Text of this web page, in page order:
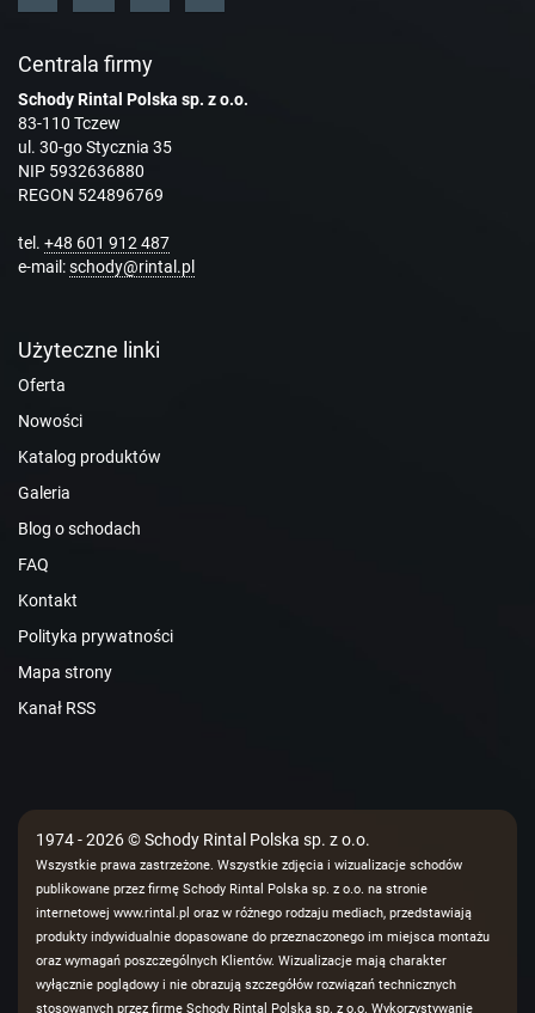
Centrala firmy
Schody Rintal Polska sp. z o.o.
83-110 Tczew
ul. 30-go Stycznia 35
NIP 5932636880
REGON 524896769
tel. +48 601 912 487
e-mail:schody@rintal.pl
Użyteczne linki
Oferta
Nowości
Katalog produktów
Galeria
Blog o schodach
FAQ
Kontakt
Polityka prywatności
Mapa strony
Kanał RSS
1974 - 2026 © Schody Rintal Polska sp. z o.o.
Wszystkie prawa zastrzeżone. Wszystkie zdjęcia i wizualizacje schodów
publikowane przez firmę Schody Rintal Polska sp. z o.o. na stronie
internetowej www.rintal.pl oraz w różnego rodzaju mediach, przedstawiają
produkty indywidualnie dopasowane do przeznaczonego im miejsca montażu
oraz wymagań poszczególnych Klientów. Wizualizacje mają charakter
wyłącznie poglądowy i nie obrazują szczegółów rozwiązań technicznych
stosowanych przez firmę Schody Rintal Polska sp. z o.o. Wykorzystywanie